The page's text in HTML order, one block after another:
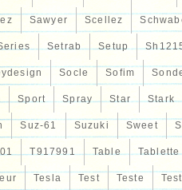
Sawyer Scellez
Setrab Setup
Socle Sofim
Sport Spray Star Stark
Suz-61 Suzuki Sweet
T917991 Table Tablette
Tesla Test Teste